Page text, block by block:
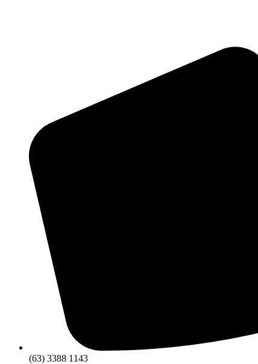
(63) 3388 1143